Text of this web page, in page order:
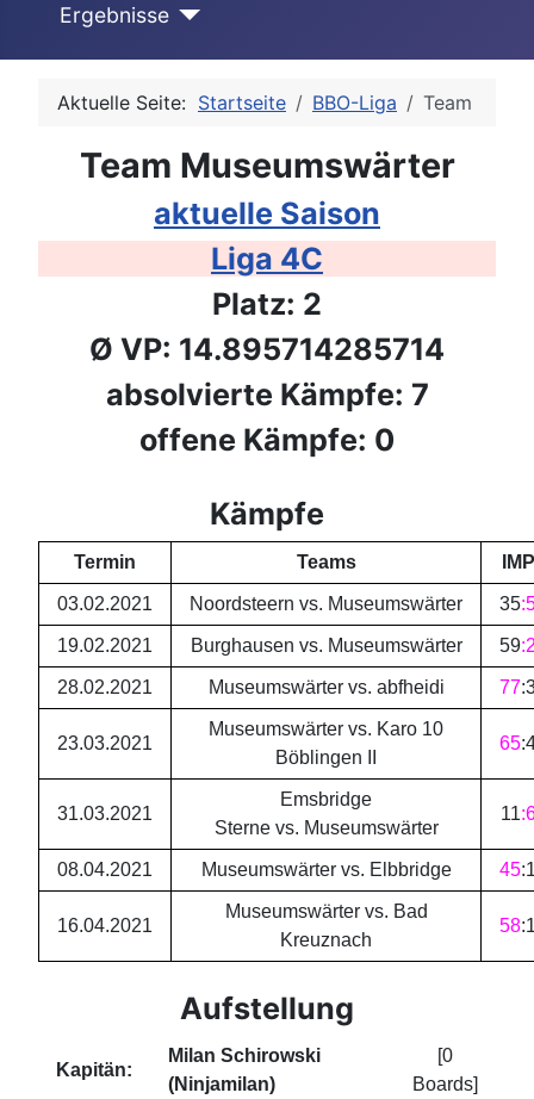
Ergebnisse
Aktuelle Seite: Startseite BBO-Liga Team
Team Museumswärter
aktuelle Saison
Liga 4C
Platz: 2
Ø VP: 14.895714285714
absolvierte Kämpfe: 7
offene Kämpfe: 0
Kämpfe
Termin Teams
03.02.2021 Noordsteern vs. Museumswärter 35:
19.02.2021 Burghausen vs. Museumswärter 59:
28.02.2021 Museumswärter vs. abfheidi 77:
23.03.2021
Museumswärter vs. Karo 10
Böblingen II
65:
31.03.2021
Emsbridge
Sterne vs. Museumswärter
11:
08.04.2021 Museumswärter vs. Elbbridge 45:
16.04.2021
Museumswärter vs. Bad
Kreuznach
58:
Aufstellung
Kapitän:
Milan Schirowski
(Ninjamilan)
[0
Boards]